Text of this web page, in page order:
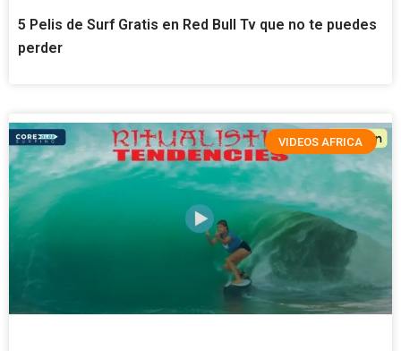
5 Pelis de Surf Gratis en Red Bull Tv que no te puedes
perder
VIDEOS AFRICA